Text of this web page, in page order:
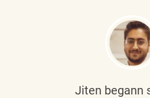
Jiten begann